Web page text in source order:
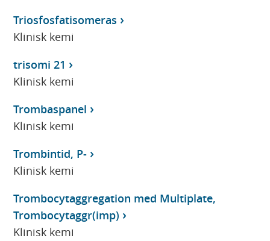
Triosfosfatisomeras
Klinisk kemi
trisomi 21
Klinisk kemi
Trombaspanel
Klinisk kemi
Trombintid, P-
Klinisk kemi
Trombocytaggregation med Multiplate,
Trombocytaggr(imp)
Klinisk kemi